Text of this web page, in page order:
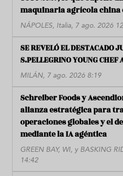
maquinaria agrícola china
NÁPOLES, Italia, 7 ago. 2026
SE REVELÓ EL DESTACADO
S.PELLEGRINO YOUNG
MILÁN, 7 ago. 2026 8:19
Schreiber Foods y
alianza estratégica para
operaciones globales y el
mediante la IA agéntica
GREEN BAY, WI, y BASKING
14:42